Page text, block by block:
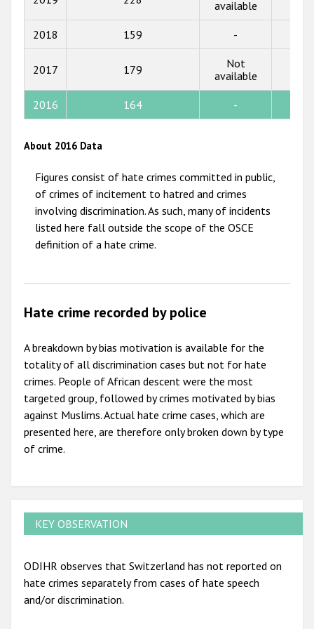
2012
available
2018 159 -
2017 179
Not
available
2016 164 -
About 2016 Data
Figures consist of hate crimes committed in public,
of crimes of incitement to hatred and crimes
involving discrimination. As such, many of incidents
listed here fall outside the scope of the OSCE
definition of a hate crime.
Hate crime recorded by police
A breakdown by bias motivation is available for the
totality of all discrimination cases but not for hate
crimes. People of African descent were the most
targeted group, followed by crimes motivated by bias
against Muslims. Actual hate crime cases, which are
presented here, are therefore only broken down by type
of crime.
KEY OBSERVATION
ODIHR observes that Switzerland has not reported on
hate crimes separately from cases of hate speech
and/or discrimination.